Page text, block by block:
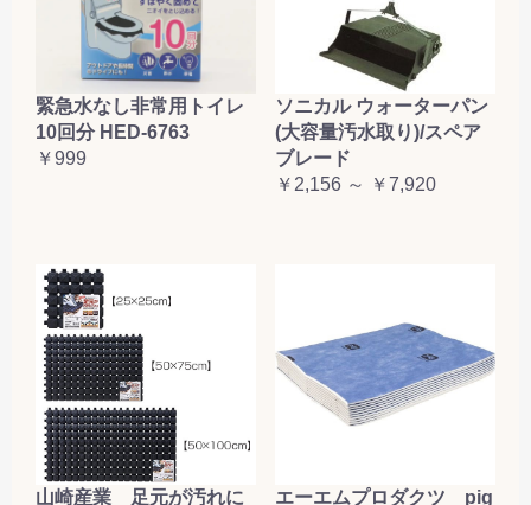
緊急水なし非常用トイレ
10回分 HED-6763
￥999
ソニカル ウォーターパン
(大容量汚水取り)/スペア
ブレード
￥2,156 ～ ￥7,920
山崎産業 足元が汚れに エーエムプロダクツ pig